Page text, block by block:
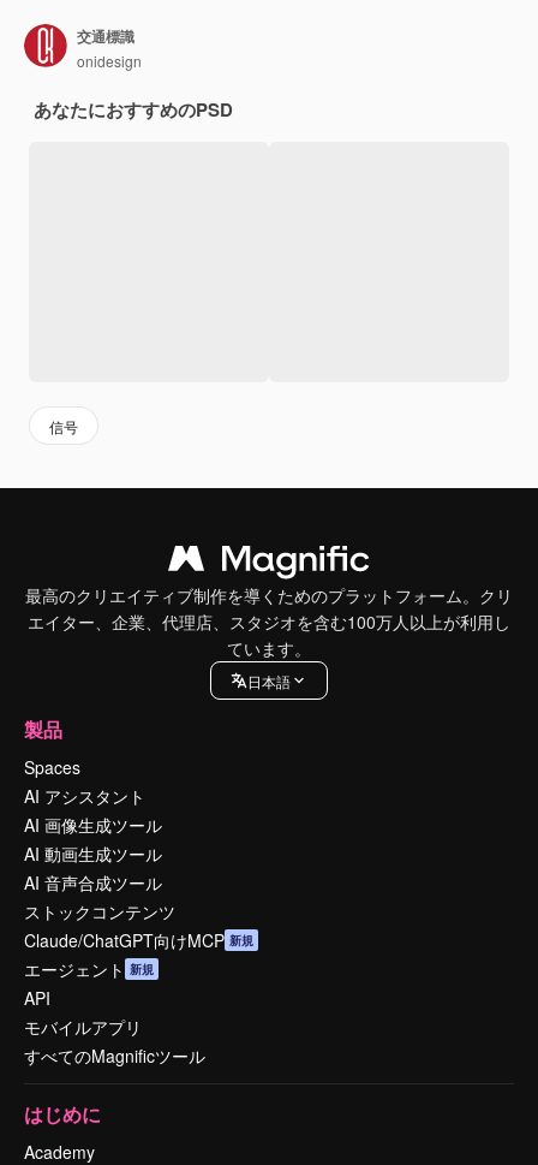
交通標識
onidesign
あなたにおすすめのPSD
信号
最高のクリエイティブ制作を導くためのプラットフォーム。クリ
エイター、企業、代理店、スタジオを含む100万人以上が利用し
ています。
日本語
製品
Spaces
AI アシスタント
AI 画像生成ツール
AI 動画生成ツール
AI 音声合成ツール
ストックコンテンツ
Claude/ChatGPT向けMCP 新規
エージェント 新規
API
モバイルアプリ
すべてのMagnificツール
はじめに
Academy